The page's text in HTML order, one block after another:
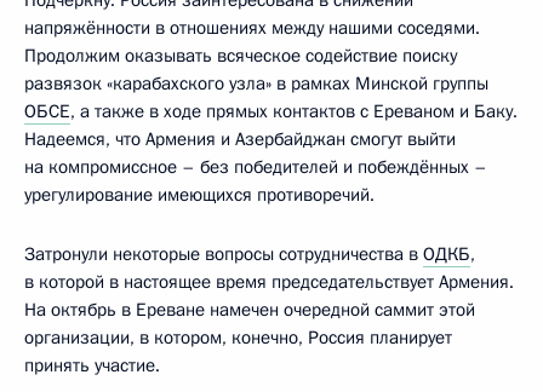
напряжённости в отношениях между нашими соседями.
Продолжим оказывать всяческое содействие поиску
развязок «карабахского узла» в рамках Минской группы
ОБСЕ, а также в ходе прямых контактов с Ереваном и Баку.
Надеемся, что Армения и Азербайджан смогут выйти
на компромиссное – без победителей и побеждённых –
урегулирование имеющихся противоречий.
Затронули некоторые вопросы сотрудничества в ОДКБ,
в которой в настоящее время председательствует Армения.
На октябрь в Ереване намечен очередной саммит этой
организации, в котором, конечно, Россия планирует
принять участие.